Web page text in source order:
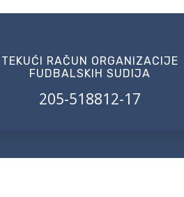
TEKUĆI RAČUN ORGANIZACIJE
FUDBALSKIH SUDIJA
205-518812-17